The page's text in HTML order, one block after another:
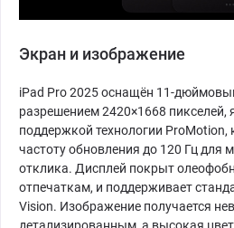
Экран и изображение
iPad Pro 2025 оснащён 11-
разрешением 2420×1668 пикселей,
поддержкой технологии ProMotion,
частоту обновления до 120 Гц для
отклика. Дисплей покрыт
отпечаткам, и поддерживает
Vision. Изображение получается